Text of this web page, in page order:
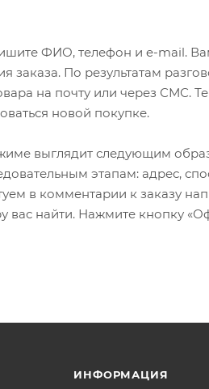
ФИО, телефон и e-mail.
заказа. По результатам
на почту или через СМС.
новой покупке.
выглядит следующим
этапам: адрес,
в комментарии к заказу
вас найти. Нажмите кнопку
ИНФОРМАЦИЯ